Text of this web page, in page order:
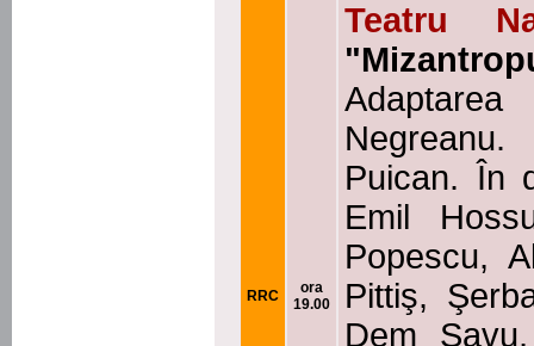
RRC
ora
19.00
Teatru
Puican. În
Emil
Popescu,
Pittiş,
Dem